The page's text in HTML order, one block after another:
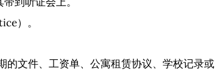
）。
的文件、工资单、公寓租赁协议、学校记录或